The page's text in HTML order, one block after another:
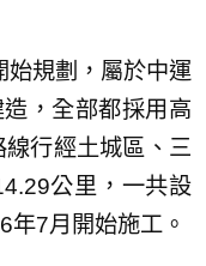
始規劃，屬於中運
，全部都採用高
行經土城區、三
公里，一共設
年7月開始施工。